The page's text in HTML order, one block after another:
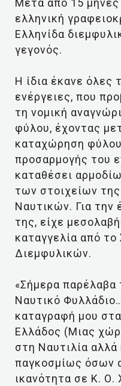
Μετά από 15 μήνες
ελληνική
Ελληνίδα
γεγονός.
Η ίδια έκανε όλες
ενέργειες, που
τη νομική
φύλου, έχοντας
καταχώρηση
προσαρμογής του
καταθέσει
των στοιχείων
Ναυτικών. Για την
της, είχε
καταγγελία από
Διεμφυλικών.
«Σήμερα παρέλαβα
Ναυτικό
καταγραφή μου
Ελλάδος (Μιας
στη Ναυτιλία
παγκοσμίως όσων
ικανότητα σε Κ.